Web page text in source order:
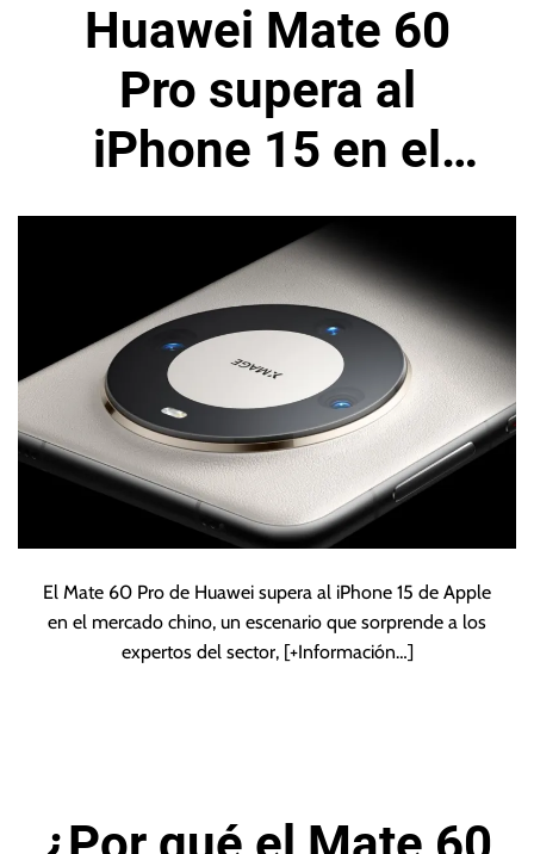
Huawei Mate 60
Pro supera al
iPhone 15 en el
mercado chino de
teléfonos
inteligentes
El Mate 60 Pro de Huawei supera al iPhone 15 de Apple
en el mercado chino, un escenario que sorprende a los
expertos del sector, [+Información…]